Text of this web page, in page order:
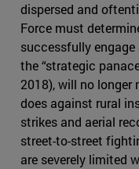
dispersed and
Force must
successfully engage
the “strategic
2018), will no
does against rural
strikes and aerial
street-to-street
are severely limited